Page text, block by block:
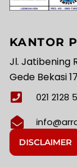
KANTOR
Jl. Jatibening
Gede Bekasi
021 2128
DISCLAIMER